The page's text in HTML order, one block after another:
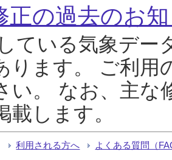
正の過去のお
ている気象デー
ります。 ご利用
い。 なお、主な
載します。
利用される方へ よくある質問（